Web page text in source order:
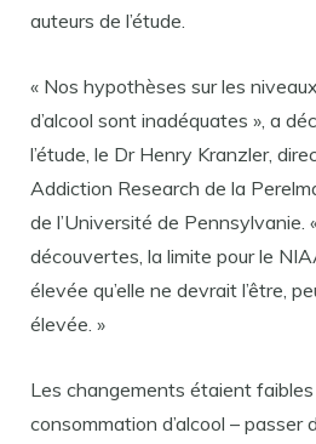
auteurs de l’étude.
« Nos hypothèses sur les
d’alcool sont inadéquates », a
l’étude, le Dr Henry Kranzler,
Addiction Research de la
de l’Université de Pennsylvanie.
découvertes, la limite pour le
élevée qu’elle ne devrait l’être,
élevée. »
Les changements étaient
consommation d’alcool – passer